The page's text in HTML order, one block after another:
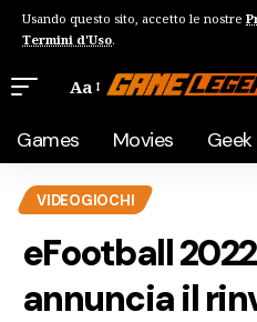
Usando questo sito, accetto le nostre
Termini d'Uso.
Aa
Games Movies Geek
VIDEOGIOCHI
eFootball
annuncia il